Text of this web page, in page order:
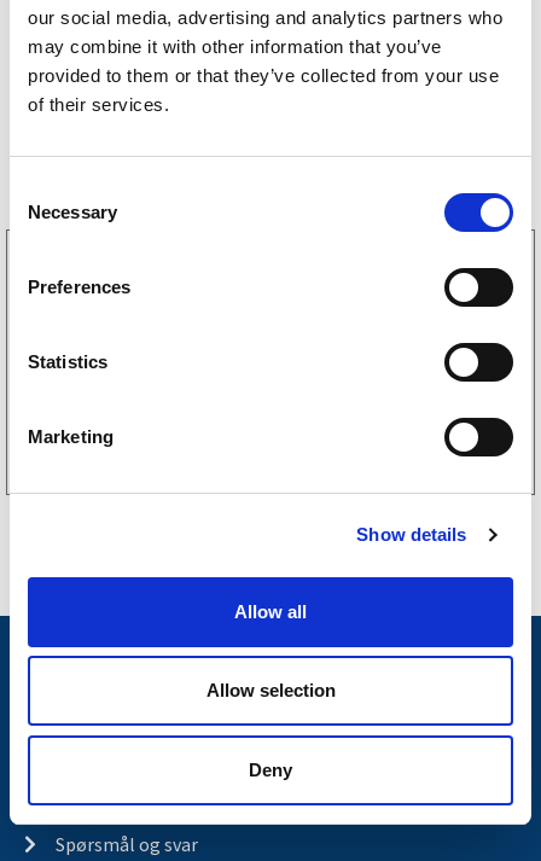
our social media, advertising and analytics partners who
may combine it with other information that you’ve
provided to them or that they’ve collected from your use
of their services.
n
Necessary
Preferences
Statistics
Marketing
Show details
Allow all
Allow selection
Deny
Bestselgere
LGF skilt Selvklebende
Nyheter
Produkter
Spørsmål og svar